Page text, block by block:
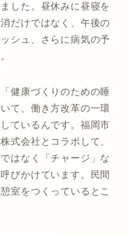
した。昼休みに昼寝を
だけではなく、午後の
シュ、さらに病気の予
健康づくりのための睡
て、働き方改革の一環
ているんです。福岡市
式会社とコラボして、
はなく「チャージ」な
びかけています。民間
室をつくっているとこ